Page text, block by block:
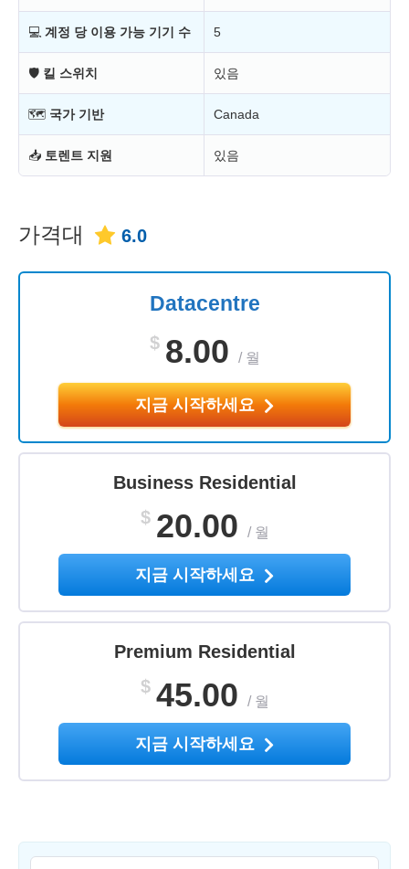
💻 계정 당 이용 가능 기기 수 5
🛡 킬 스위치 있음
🗺 국가 기반 Canada
📥 토렌트 지원 있음
가격대 6.0
Datacentre
$ 8.00 / 월
지금 시작하세요
Business Residential
$ 20.00 / 월
지금 시작하세요
Premium Residential
$ 45.00 / 월
지금 시작하세요